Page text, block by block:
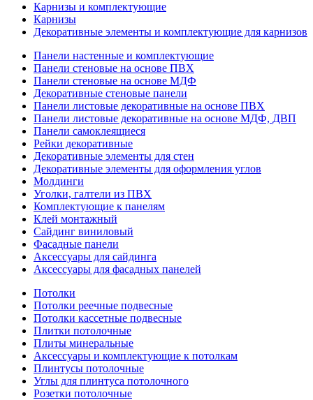
Карнизы и комплектующие
Карнизы
Декоративные элементы и комплектующие для карнизов
Панели настенные и комплектующие
Панели стеновые на основе ПВХ
Панели стеновые на основе МДФ
Декоративные стеновые панели
Панели листовые декоративные на основе ПВХ
Панели листовые декоративные на основе МДФ, ДВП
Панели самоклеящиеся
Рейки декоративные
Декоративные элементы для стен
Декоративные элементы для оформления углов
Молдинги
Уголки, галтели из ПВХ
Комплектующие к панелям
Клей монтажный
Сайдинг виниловый
Фасадные панели
Аксессуары для сайдинга
Аксессуары для фасадных панелей
Потолки
Потолки реечные подвесные
Потолки кассетные подвесные
Плитки потолочные
Плиты минеральные
Аксессуары и комплектующие к потолкам
Плинтусы потолочные
Углы для плинтуса потолочного
Розетки потолочные